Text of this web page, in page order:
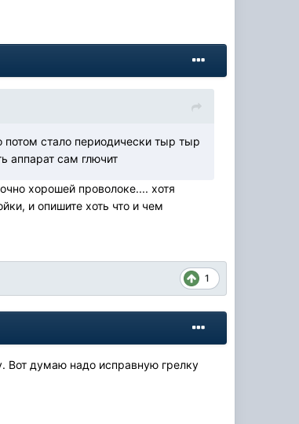
потом стало периодически тыр тыр
аппарат сам глючит
хорошей проволоке.... хотя
и опишите хоть что и чем
1
Вот думаю надо исправную грелку